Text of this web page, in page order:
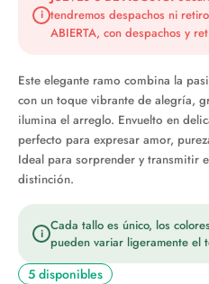
$48.990.
i tendremos despachos ni
ABIERTA, con despachos y
Este elegante ramo combina la
con un toque vibrante de alegría,
ilumina el arreglo. Envuelto en
perfecto para expresar amor,
Ideal para sorprender y transmitir
distinción.
i Cada tallo es único, los
pueden variar ligeramente el
5 disponibles